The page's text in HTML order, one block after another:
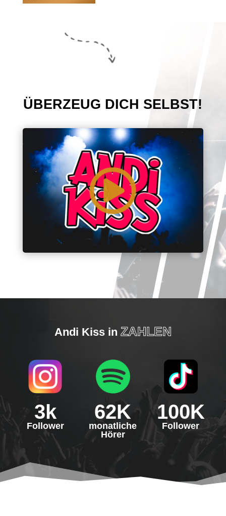
ÜBERZEUG DICH SELBST!

Andi Kiss in ZAHLEN
3k
Follower
62K
monatliche
Hörer
100K
Follower